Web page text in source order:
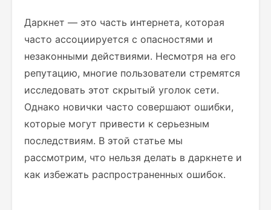
Даркнет — это часть интернета, которая
часто ассоциируется с опасностями и
незаконными действиями. Несмотря на его
репутацию, многие пользователи стремятся
исследовать этот скрытый уголок сети.
Однако новички часто совершают ошибки,
которые могут привести к серьезным
последствиям. В этой статье мы
рассмотрим, что нельзя делать в даркнете и
как избежать распространенных ошибок.